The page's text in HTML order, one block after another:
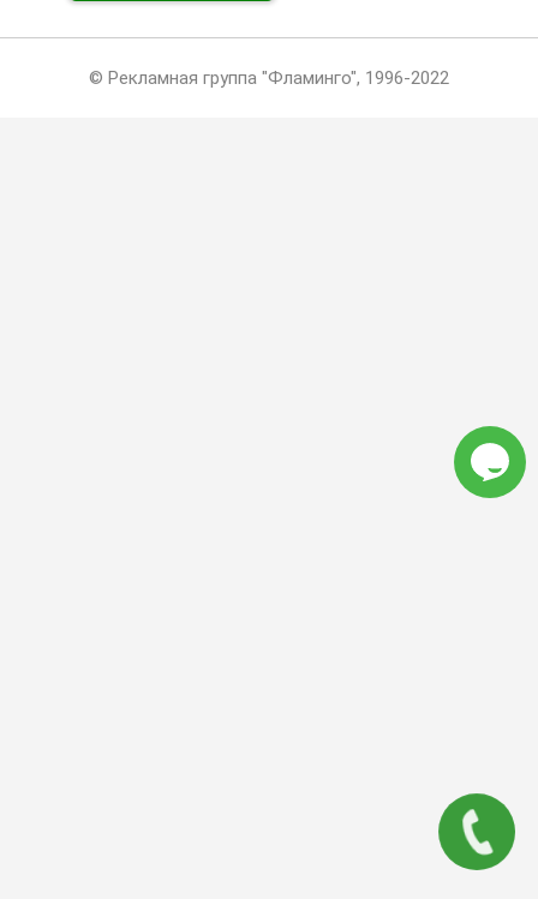
© Рекламная группа "Фламинго", 1996-2022